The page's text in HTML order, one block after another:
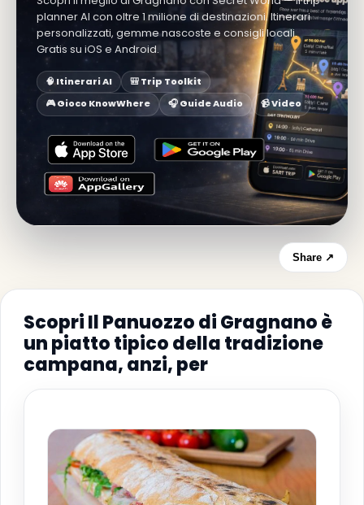
planner AI con oltre 1 milione di destinazioni. Itinerari
personalizzati, gemme nascoste e consigli locali.
Gratis su iOS e Android.
🧠 Itinerari AI
🎒 Trip Toolkit
🎮 Gioco KnowWhere
🎧 Guide Audio 📹 Video
Share ↗
Scopri Il Panuozzo di Gragnano è
un piatto tipico della tradizione
campana, anzi, per